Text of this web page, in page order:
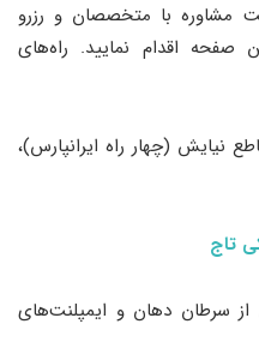
مشاوره با متخصصان و رزرو
اقدام نمایید. راه‌های
نیایش (چهار راه ایرانپارس)،
تاج
از سرطان دهان و ایمپلنت‌های